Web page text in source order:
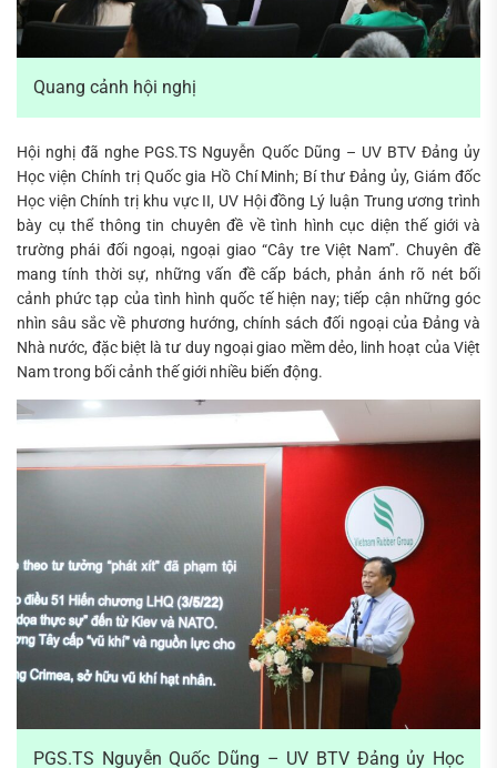
Quang cảnh hội nghị
Hội nghị đã nghe PGS.TS Nguyễn Quốc Dũng – UV BTV Đảng ủy
Học viện Chính trị Quốc gia Hồ Chí Minh; Bí thư Đảng ủy, Giám đốc
Học viện Chính trị khu vực II, UV Hội đồng Lý luận Trung ương trình
bày cụ thể thông tin chuyên đề về tình hình cục diện thế giới và
trường phái đối ngoại, ngoại giao “Cây tre Việt Nam”. Chuyên đề
mang tính thời sự, những vấn đề cấp bách, phản ánh rõ nét bối
cảnh phức tạp của tình hình quốc tế hiện nay; tiếp cận những góc
nhìn sâu sắc về phương hướng, chính sách đối ngoại của Đảng và
Nhà nước, đặc biệt là tư duy ngoại giao mềm dẻo, linh hoạt của Việt
Nam trong bối cảnh thế giới nhiều biến động.
PGS.TS Nguyễn Quốc Dũng – UV BTV Đảng ủy Học